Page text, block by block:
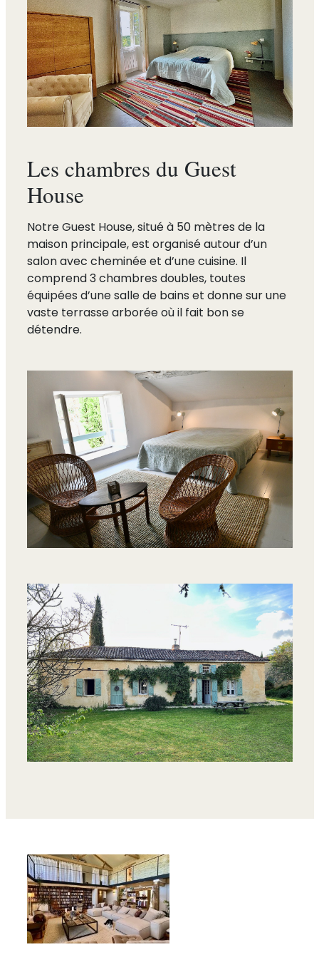
Les chambres du Guest
House
Notre Guest House, situé à 50 mètres de la
maison principale, est organisé autour d’un
salon avec cheminée et d’une cuisine. Il
comprend 3 chambres doubles, toutes
équipées d’une salle de bains et donne sur une
vaste terrasse arborée où il fait bon se
détendre.